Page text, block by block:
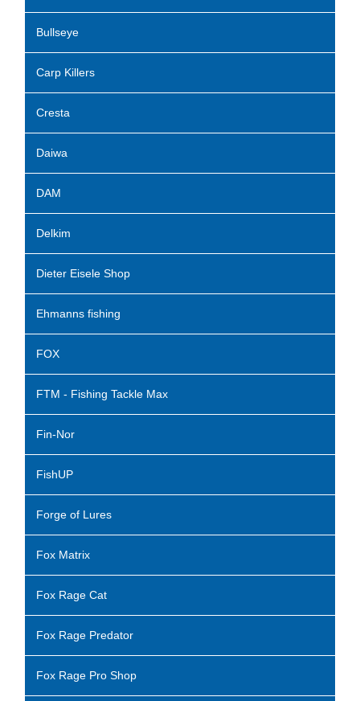
Bullseye
Carp Killers
Cresta
Daiwa
DAM
Delkim
Dieter Eisele Shop
Ehmanns fishing
FOX
FTM - Fishing Tackle Max
Fin-Nor
FishUP
Forge of Lures
Fox Matrix
Fox Rage Cat
Fox Rage Predator
Fox Rage Pro Shop